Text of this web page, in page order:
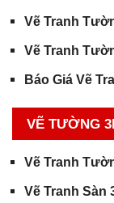
Vẽ Tranh
Vẽ Tranh
Báo Giá Vẽ
VẼ TƯỜNG
Vẽ Tranh
Vẽ Tranh Sàn